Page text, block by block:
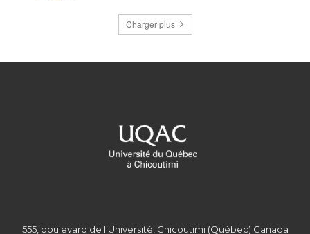
Charger plus
555, boulevard de l’Université, Chicoutimi (Québec) Canada